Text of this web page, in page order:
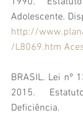
Adolescente.
http://
/L8069.htm
BRASIL. Lei nº
2015.